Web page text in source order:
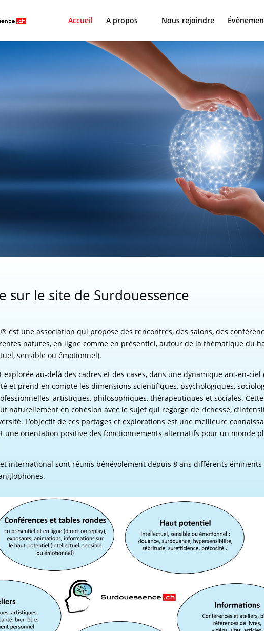
Accueil A propos Nous rejoindre
sur le site de Surdouessence
est une association qui propose des rencontres, des salons, des
natures, en ligne comme en présentiel, autour de la thématique du
sensible ou émotionnel).
explorée au-delà des cadres et des cases, dans une dynamique arc-en-ciel
et prend en compte les dimensions scientifiques, psychologiques,
artistiques, philosophiques, thérapeutiques et sociales. Cette
naturellement en cohésion avec le sujet qui regorge de richesse,
L’objectif de ces partages et explorations est une meilleure
une orientation positive des fonctionnements alternatifs pour un monde
international sont réunis bénévolement depuis 8 ans différents éminents